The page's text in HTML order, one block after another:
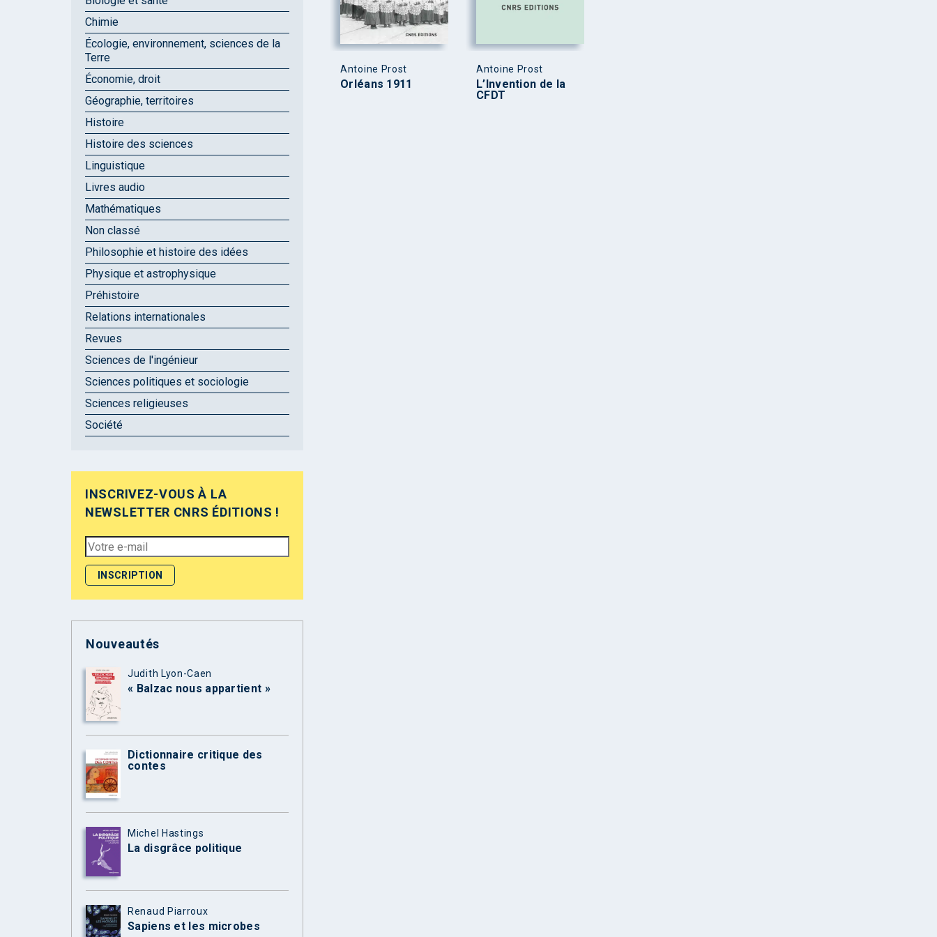
Antoine Prost
Orléans 1911
Antoine Prost
L’Invention de la
CFDT
Chimie
Écologie, environnement, sciences de la
Terre
Économie, droit
Géographie, territoires
Histoire
Histoire des sciences
Linguistique
Livres audio
Mathématiques
Non classé
Philosophie et histoire des idées
Physique et astrophysique
Préhistoire
Relations internationales
Revues
Sciences de l'ingénieur
Sciences politiques et sociologie
Sciences religieuses
Société
INSCRIVEZ-VOUS À LA
NEWSLETTER CNRS ÉDITIONS !
Nouveautés
Judith Lyon-Caen
« Balzac nous appartient »
Dictionnaire critique des
contes
Michel Hastings
La disgrâce politique
Renaud Piarroux
Sapiens et les microbes